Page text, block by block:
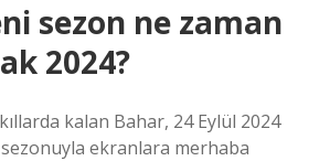
sezon ne zaman
2024?
kalan Bahar, 24 Eylül 2024
sezonuyla ekranlara merhaba